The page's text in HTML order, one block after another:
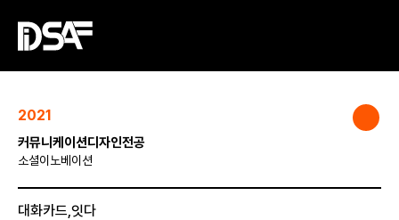
2021
커뮤니케이션디자인전공
소셜이노베이션
대화카드,잇다